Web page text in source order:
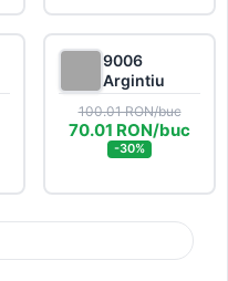
9006
Argintiu
100.01 RON/buc
70.01 RON/buc
-30%